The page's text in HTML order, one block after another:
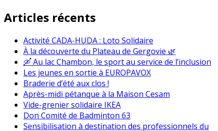
Articles récents
Activité CADA-HUDA : Loto Solidaire
À la découverte du Plateau de Gergovie 🌿
🛶 Au lac Chambon, le sport au service de l’inclusion
Les jeunes en sortie à EUROPAVOX
Braderie d’été aux clos !
Après-midi pétanque à la Maison Cesam
Vide-grenier solidaire IKEA
Don Comité de Badminton 63
Sensibilisation à destination des professionnels du